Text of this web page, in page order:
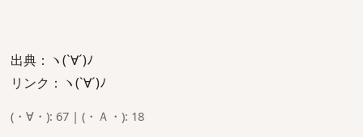
出典：ヽ(`∀´)ﾉ
リンク：ヽ(`∀´)ﾉ
(・∀・): 67 | (・Ａ・): 18